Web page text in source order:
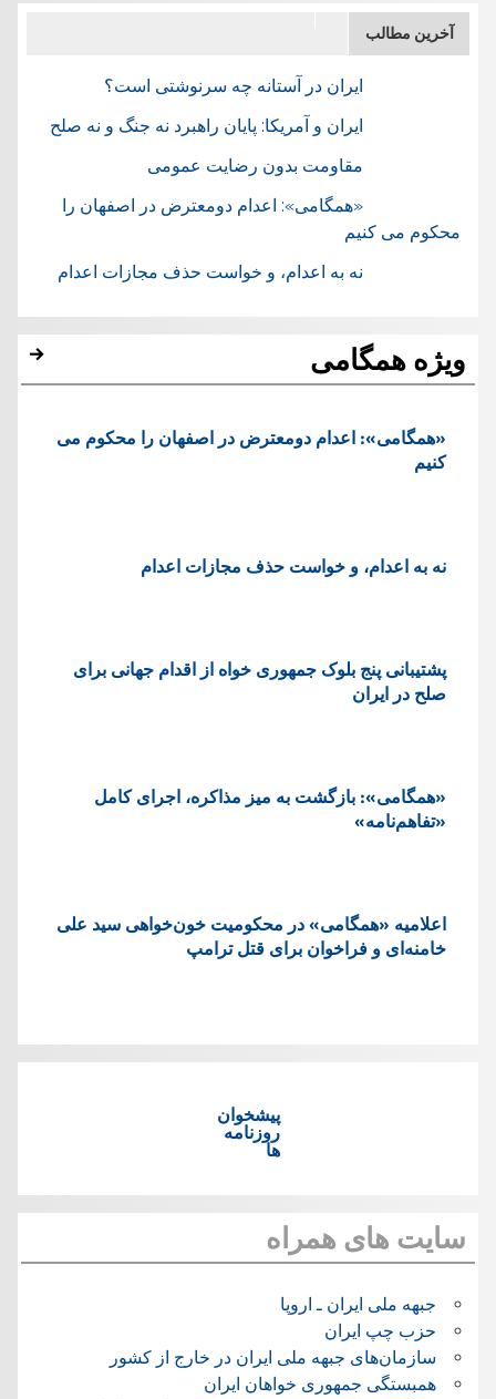
آخرین مطالب
ایران در آستانه چه سرنوشتی است؟
ایران و آمریکا: پایان راهبرد نه جنگ و نه صلح
مقاومت بدون رضایت عمومی
«همگامی»: اعدام دومعترض در اصفهان را
محکوم می کنیم
نه به اعدام، و خواست حذف مجازات اعدام
ویژه همگامی
«همگامی»: اعدام دومعترض در اصفهان را محکوم می
کنیم
نه به اعدام، و خواست حذف مجازات اعدام
پشتيبانی پنج بلوک جمهوری خواه از اقدام جهانی برای
صلح در ایران
«همگامی»: بازگشت به میز مذاکره، اجرای کامل
«تفاهم‌نامه»
اعلامیه «همگامی» در محکومیت خون‌خواهی سید علی
خامنه‌ای و فراخوان برای قتل ترامپ
پیشخوان
روزنامه
ها
سایت های همراه
جبهه ملی ایران ـ اروپا
حزب چپ ایران
سازمان‌های جبهه ملی ایران در خارج از کشور
همبستگی جمهوری خواهان ایران